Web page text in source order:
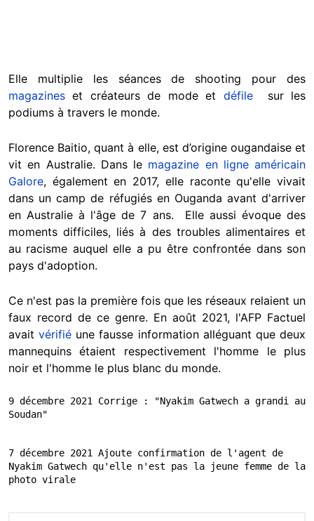
Elle multiplie les séances de shooting pour des
magazineset créateurs de mode et défile
sur les
podiums à travers le monde.
Florence Baitio, quant à elle, est d’origine ougandaise et
vit en Australie. Dans le magazine en ligne américain
Galore, également en 2017, elle raconte qu'elle vivait
dans un camp de réfugiés en Ouganda avant d'arriver
en Australie à l'âge de 7 ans. Elle aussi évoque des
moments difficiles, liés à des troubles alimentaires et
au racisme auquel elle a pu être confrontée dans son
pays d'adoption.
Ce n'est pas la première fois que les réseaux relaient un
faux record de ce genre. En août 2021, l'AFP Factuel
avaitvérifié une fausse information alléguant que deux
mannequins étaient respectivement l'homme le plus
noir et l'homme le plus blanc du monde.
9 décembre 2021 Corrige : "Nyakim Gatwech a grandi au
Soudan"
7 décembre 2021 Ajoute confirmation de l'agent de
Nyakim Gatwech qu'elle n'est pas la jeune femme de la
photo virale